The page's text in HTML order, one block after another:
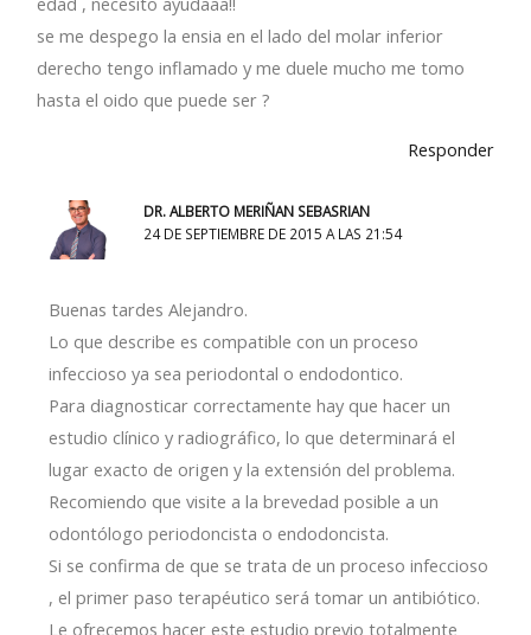
se me despego la ensia en el lado del molar inferior
derecho tengo inflamado y me duele mucho me tomo
hasta el oido que puede ser ?
Responder
DR. ALBERTO MERIÑAN SEBASRIAN
24 DE SEPTIEMBRE DE 2015 A LAS 21:54
Buenas tardes Alejandro.
Lo que describe es compatible con un proceso
infeccioso ya sea periodontal o endodontico.
Para diagnosticar correctamente hay que hacer un
estudio clínico y radiográfico, lo que determinará el
lugar exacto de origen y la extensión del problema.
Recomiendo que visite a la brevedad posible a un
odontólogo periodoncista o endodoncista.
Si se confirma de que se trata de un proceso infeccioso
, el primer paso terapéutico será tomar un antibiótico.
Le ofrecemos hacer este estudio previo totalmente